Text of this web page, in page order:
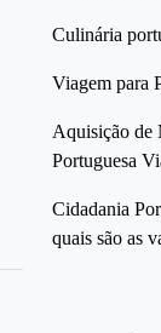
Culinária
Viagem para
Aquisição de
Portuguesa
Cidadania
quais são as